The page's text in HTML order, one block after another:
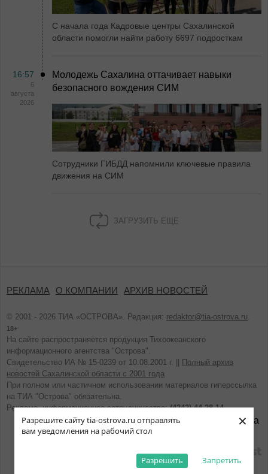
Разрешите сайту tia-ostrova.ru отправлять
вам уведомления на рабочий стол
Запретить
Разрешить
×
С начала года Кадровые центры Сахалинской
области помогли найти работу 6697 подросткам
16:57
6
августа
2026
Молодежь Сахалина оттачивает навыки
безопасного вождения СИМ
Сотрудники ГИБДД напомнили ключевые правила
движения на СИМ
ЗАГРУЗИТЬ ЕЩЕ
РЕКЛАМА О КОМПАНИИ АРХИВ НОВОСТЕЙ
© 2001 - 2026 ТИА «ОСТРОВА». Редакция: redaktor@tia-ostrova.ru.
18+
На сайте распространяется продукция Тихоокеанского
информационного агентства "Острова".
Свидетельство ИА № 15-0239 от 10.08.2001 г. ||
Полный архив
новостей Сахалинской области с 2001 года
При полном или частичном использовании материалов гиперссылка
на ТИА "Острова" обязательна.
Реклама, информационное сотрудничество:(4242) 44-28-14.
разработано